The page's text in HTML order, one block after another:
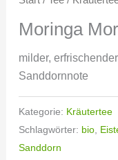
Moringa
milder,
Sanddornnote
Kategorie: Kräutertee
Schlagwörter: bio,
Sanddorn